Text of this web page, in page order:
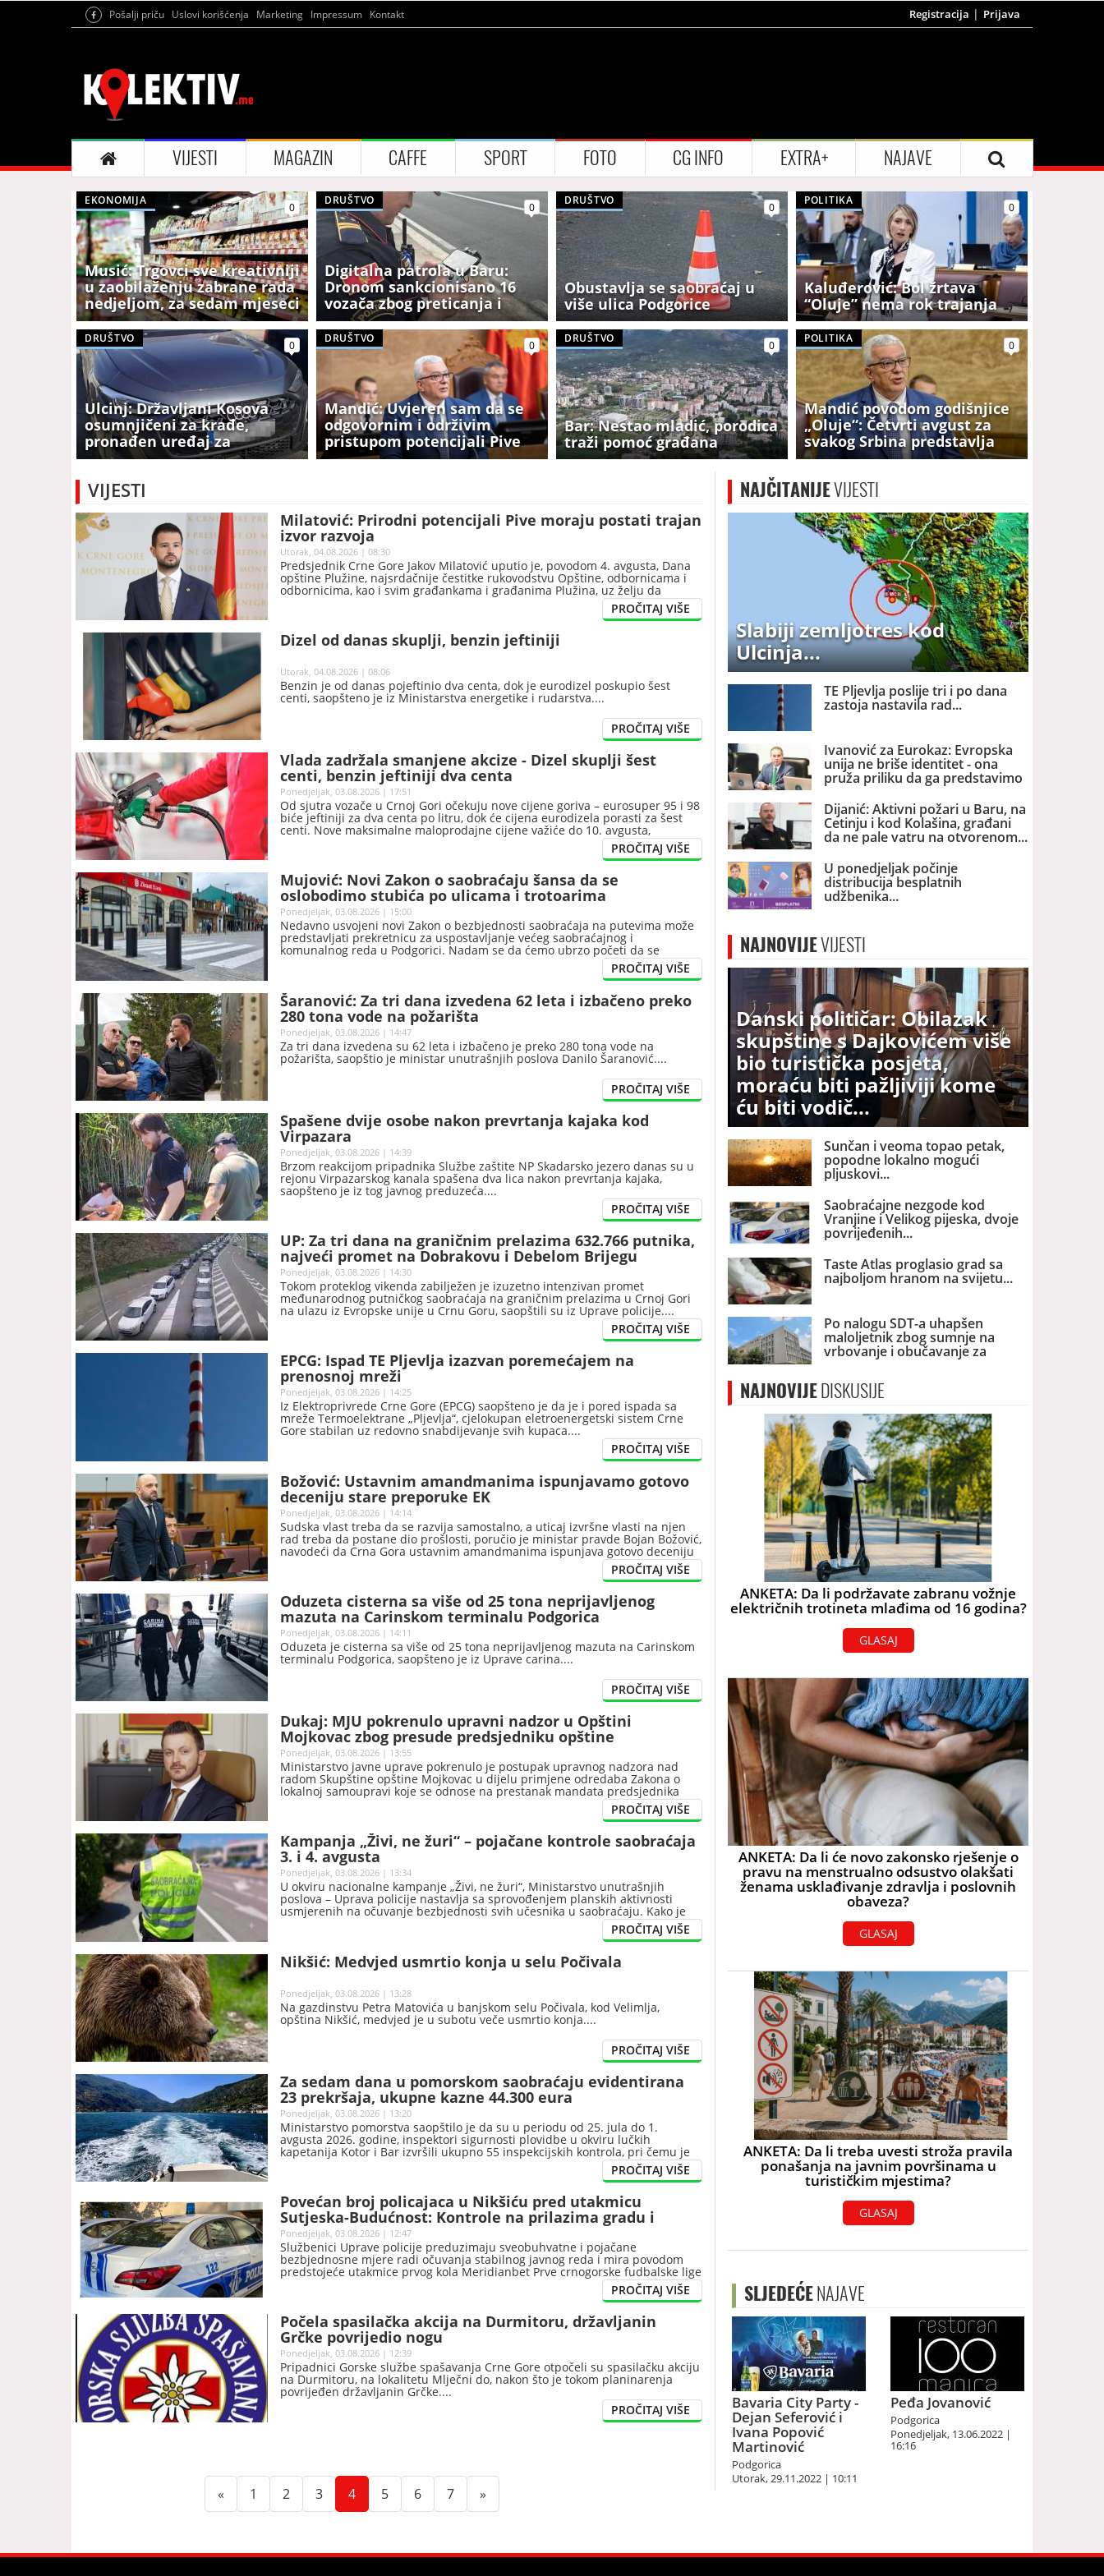
Pošalji priču Uslovi korišćenja Marketing Impressum Kontakt Registracija Prijava
VIJESTI MAGAZIN CAFFE SPORT FOTO CG INFO EXTRA+ NAJAVE
Musić: Trgovci sve kreativniji
u zaobilaženju zabrane rada
nedjeljom, za sedam mjeseci
zatvoreno 177 objekata
EKONOMIJA
0
Digitalna patrola u Baru:
Dronom sankcionisano 16
vozača zbog preticanja i
korišćenja telefona
DRUŠTVO
0
Obustavlja se saobraćaj u
više ulica Podgorice
DRUŠTVO
0
Kaluđerović: Bol žrtava
“Oluje” nema rok trajanja
POLITIKA
0
Ulcinj: Državljani Kosova
osumnjičeni za krađe,
pronađen uređaj za
neovlašćeno otključavanje
oduzet Audi
DRUŠTVO
0
Mandić: Uvjeren sam da se
odgovornim i održivim
pristupom potencijali Pive
mogu još bolje valorizovati
DRUŠTVO
0
Bar: Nestao mladić, porodica
traži pomoć građana
DRUŠTVO
0
Mandić povodom godišnjice
„Oluje“: Četvrti avgust za
svakog Srbina predstavlja
datum bolne tišine
POLITIKA
0
VIJESTI
Milatović: Prirodni potencijali Pive moraju postati trajan
izvor razvoja
Utorak, 04.08.2026 | 08:30
Predsjednik Crne Gore Jakov Milatović uputio je, povodom 4. avgusta, Dana
opštine Plužine, najsrdačnije čestitke rukovodstvu Opštine, odbornicama i
odbornicima, kao i svim građankama i građanima Plužina, uz želju da
ovogodišnje obilježavanje praznika bude prekretnica za nove razvojne
Dizel od danas skuplji, benzin jeftiniji
Utorak, 04.08.2026 | 08:06
Benzin je od danas pojeftinio dva centa, dok je eurodizel poskupio šest
centi, saopšteno je iz Ministarstva energetike i rudarstva.
Vlada zadržala smanjene akcize - Dizel skuplji šest
centi, benzin jeftiniji dva centa
Ponedjeljak, 03.08.2026 | 17:51
Od sjutra vozače u Crnoj Gori očekuju nove cijene goriva – eurosuper 95 i 98
biće jeftiniji za dva centa po litru, dok će cijena eurodizela porasti za šest
centi. Nove maksimalne maloprodajne cijene važiće do 10. avgusta,
Mujović: Novi Zakon o saobraćaju šansa da se
oslobodimo stubića po ulicama i trotoarima
Ponedjeljak, 03.08.2026 | 15:00
Nedavno usvojeni novi Zakon o bezbjednosti saobraćaja na putevima može
predstavljati prekretnicu za uspostavljanje većeg saobraćajnog i
komunalnog reda u Podgorici. Nadam se da ćemo ubrzo početi da se
oslobađamo plastičnih stubića po našim ulicama, izjavio je gradonačelnik
Šaranović: Za tri dana izvedena 62 leta i izbačeno preko
280 tona vode na požarišta
Ponedjeljak, 03.08.2026 | 14:47
Za tri dana izvedena su 62 leta i izbačeno je preko 280 tona vode na
požarišta, saopštio je ministar unutrašnjih poslova Danilo Šaranović.
Spašene dvije osobe nakon prevrtanja kajaka kod
Virpazara
Ponedjeljak, 03.08.2026 | 14:39
Brzom reakcijom pripadnika Službe zaštite NP Skadarsko jezero danas su u
rejonu Virpazarskog kanala spašena dva lica nakon prevrtanja kajaka,
saopšteno je iz tog javnog preduzeća.
UP: Za tri dana na graničnim prelazima 632.766 putnika,
najveći promet na Dobrakovu i Debelom Brijegu
Ponedjeljak, 03.08.2026 | 14:30
Tokom proteklog vikenda zabilježen je izuzetno intenzivan promet
međunarodnog putničkog saobraćaja na graničnim prelazima u Crnoj Gori
na ulazu iz Evropske unije u Crnu Goru, saopštili su iz Uprave policije.
EPCG: Ispad TE Pljevlja izazvan poremećajem na
prenosnoj mreži
Ponedjeljak, 03.08.2026 | 14:25
Iz Elektroprivrede Crne Gore (EPCG) saopšteno je da je i pored ispada sa
mreže Termoelektrane „Pljevlja“, cjelokupan eletroenergetski sistem Crne
Gore stabilan uz redovno snabdijevanje svih kupaca.
Božović: Ustavnim amandmanima ispunjavamo gotovo
deceniju stare preporuke EK
Ponedjeljak, 03.08.2026 | 14:14
Sudska vlast treba da se razvija samostalno, a uticaj izvršne vlasti na njen
rad treba da postane dio prošlosti, poručio je ministar pravde Bojan Božović,
navodeći da Crna Gora ustavnim amandmanima ispunjava gotovo deceniju
Oduzeta cisterna sa više od 25 tona neprijavljenog
mazuta na Carinskom terminalu Podgorica
Ponedjeljak, 03.08.2026 | 14:11
Oduzeta je cisterna sa više od 25 tona neprijavljenog mazuta na Carinskom
terminalu Podgorica, saopšteno je iz Uprave carina.
Dukaj: MJU pokrenulo upravni nadzor u Opštini
Mojkovac zbog presude predsjedniku opštine
Ponedjeljak, 03.08.2026 | 13:55
Ministarstvo javne uprave pokrenulo je postupak upravnog nadzora nad
radom Skupštine opštine Mojkovac u dijelu primjene odredaba Zakona o
lokalnoj samoupravi koje se odnose na prestanak mandata predsjednika
opštine, saopštio je ministar Maraš Dukaj.
Kampanja „Živi, ne žuri“ – pojačane kontrole saobraćaja
3. i 4. avgusta
Ponedjeljak, 03.08.2026 | 13:34
U okviru nacionalne kampanje „Živi, ne žuri“, Ministarstvo unutrašnjih
poslova – Uprava policije nastavlja sa sprovođenjem planskih aktivnosti
usmjerenih na očuvanje bezbjednosti svih učesnika u saobraćaju. Kako je
saopšteno iz MUP-a, tokom 3. i 4. avgusta 2026. godine, policijski službenici
će realizovati pojačane kontrole na magistralnim, regionalnim i lokalnim
povećanim intenzitetom saobraćaja i turističkim opterećenjem.
Nikšić: Medvjed usmrtio konja u selu Počivala
Ponedjeljak, 03.08.2026 | 13:28
Na gazdinstvu Petra Matovića u banjskom selu Počivala, kod Velimlja,
opština Nikšić, medvjed je u subotu veče usmrtio konja.
Za sedam dana u pomorskom saobraćaju evidentirana
23 prekršaja, ukupne kazne 44.300 eura
Ponedjeljak, 03.08.2026 | 13:20
Ministarstvo pomorstva saopštilo je da su u periodu od 25. jula do 1.
avgusta 2026. godine, inspektori sigurnosti plovidbe u okviru lučkih
kapetanija Kotor i Bar izvršili ukupno 55 inspekcijskih kontrola, pri čemu je
izdato 23 prekršajna naloga, evidentirano 35 prekršaja, a izrečene novčane
Povećan broj policajaca u Nikšiću pred utakmicu
Sutjeska-Budućnost: Kontrole na prilazima gradu i
nadzor šireg područja dronovima
Ponedjeljak, 03.08.2026 | 12:47
Službenici Uprave policije preduzimaju sveobuhvatne i pojačane
bezbjednosne mjere radi očuvanja stabilnog javnog reda i mira povodom
predstojeće utakmice prvog kola Meridianbet Prve crnogorske fudbalske lige
između FK „Sutjeska“ i FK „Budućnost“, koja će biti odigrana večeras na
Počela spasilačka akcija na Durmitoru, državljanin
Grčke povrijedio nogu
Ponedjeljak, 03.08.2026 | 12:39
Pripadnici Gorske službe spašavanja Crne Gore otpočeli su spasilačku akciju
na Durmitoru, na lokalitetu Mlječni do, nakon što je tokom planinarenja
povrijeđen državljanin Grčke.
« 1 (current)
2 (current)
3(current)
4(current)
5(current)
6(current)
7(current)
»
NAJČITANIJEVIJESTI
Slabiji zemljotres kod
Ulcinja
TE Pljevlja poslije tri i po dana
zastoja nastavila rad
Ivanović za Eurokaz: Evropska
unija ne briše identitet - ona
pruža priliku da ga predstavimo
Evropi i svijetu
Dijanić: Aktivni požari u Baru, na
Cetinju i kod Kolašina, građani
da ne pale vatru na otvorenom
U ponedjeljak počinje
distribucija besplatnih
udžbenika
NAJNOVIJEVIJESTI
Danski političar: Obilazak
skupštine s Dajkovićem više
bio turistička posjeta,
moraću biti pažljiviji kome
ću biti vodič
Sunčan i veoma topao petak,
popodne lokalno mogući
pljuskovi
Saobraćajne nezgode kod
Vranjine i Velikog pijeska, dvoje
povrijeđenih
Taste Atlas proglasio grad sa
najboljom hranom na svijetu
Po nalogu SDT-a uhapšen
maloljetnik zbog sumnje na
vrbovanje i obučavanje za
terorizam
NAJNOVIJEDISKUSIJE
ANKETA: Da li podržavate zabranu vožnje
električnih trotineta mlađima od 16 godina?
GLASAJ
ANKETA: Da li će novo zakonsko rješenje o
pravu na menstrualno odsustvo olakšati
ženama usklađivanje zdravlja i poslovnih
obaveza?
GLASAJ
ANKETA: Da li treba uvesti stroža pravila
ponašanja na javnim površinama u
turističkim mjestima?
GLASAJ
SLJEDEĆENAJAVE
Bavaria City Party -
Dejan Seferović i
Ivana Popović
Martinović
Podgorica
Utorak, 29.11.2022 | 10:11
Peđa Jovanović
Podgorica
Ponedjeljak, 13.06.2022 |
16:16